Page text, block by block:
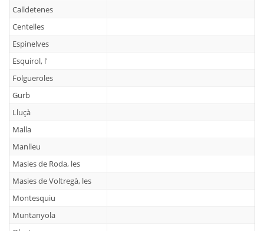
Calldetenes
Centelles
Espinelves
Esquirol, l'
Folgueroles
Gurb
Lluçà
Malla
Manlleu
Masies de Roda, les
Masies de Voltregà, les
Montesquiu
Muntanyola